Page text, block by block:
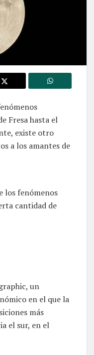
Fresa hasta el
existe otro
a los amantes de
los fenómenos
cantidad de
un
en el que la
más
el sur, en el